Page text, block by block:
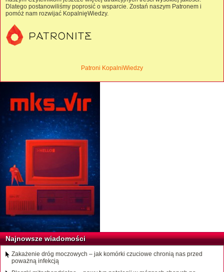
Dlatego postanowiliśmy poprosić o wsparcie. Zostań naszym Patronem i
pomóż nam rozwijać KopalnięWiedzy.
Patroni KopalniWiedzy
Najnowsze wiadomości
Zakażenie dróg moczowych – jak komórki czuciowe chronią nas przed
poważną infekcją